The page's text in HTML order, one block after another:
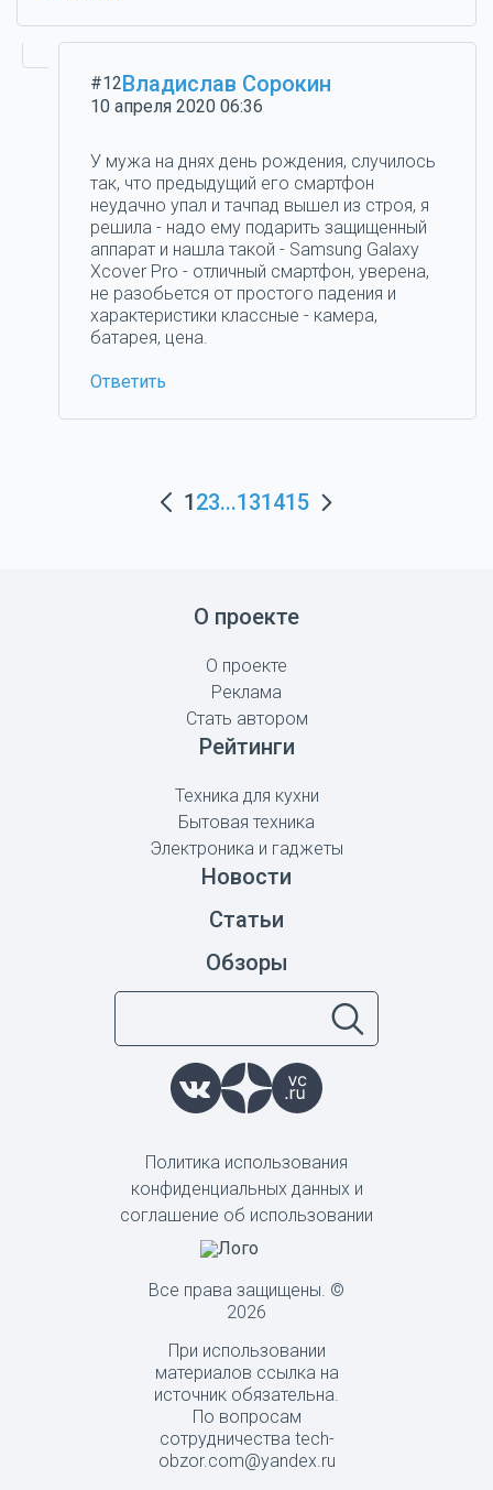
#12Владислав Сорокин
10 апреля 2020 06:36
У мужа на днях день рождения, случилось
так, что предыдущий его смартфон
неудачно упал и тачпад вышел из строя, я
решила - надо ему подарить защищенный
аппарат и нашла такой - Samsung Galaxy
Xcover Pro - отличный смартфон, уверена,
не разобьется от простого падения и
характеристики классные - камера,
батарея, цена.
Ответить
123...131415
Все права защищены. ©
2026
При использовании
материалов ссылка на
источник обязательна.
По вопросам
сотрудничества tech-
obzor.com@yandex.ru
О проекте
О проекте
Реклама
Стать автором
Рейтинги
Техника для кухни
Бытовая техника
Электроника и гаджеты
Новости
Статьи
Обзоры
Политика использования
конфиденциальных данных и
соглашение об использовании